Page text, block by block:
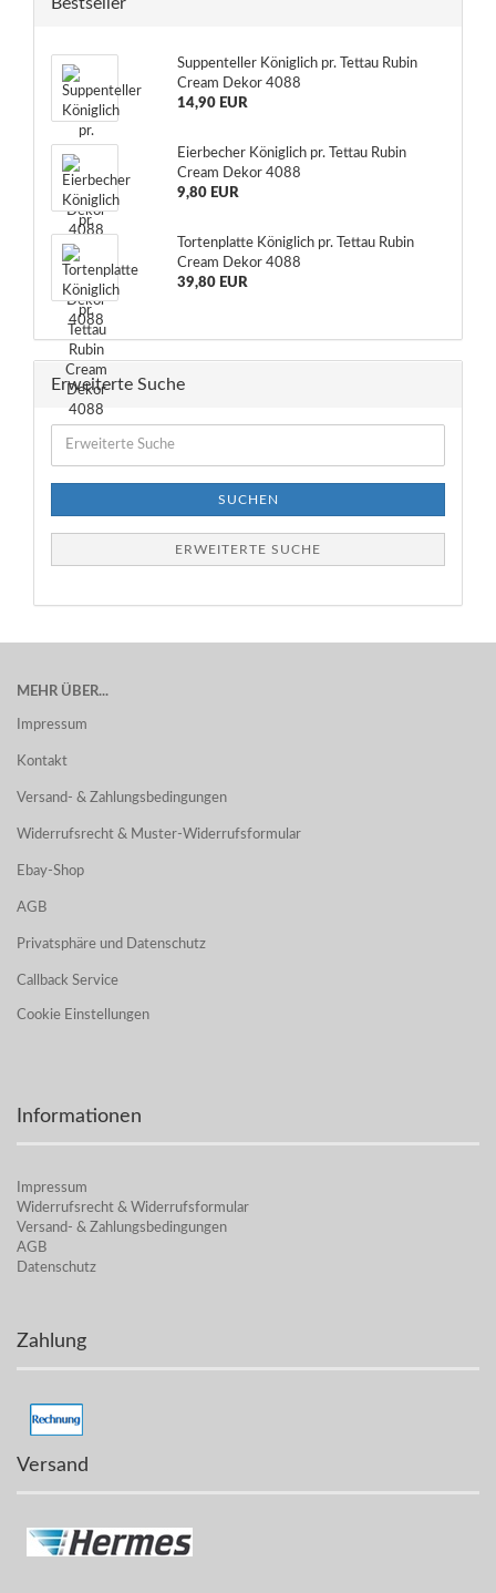
Suppenteller Königlich pr. Tettau Rubin
Cream Dekor 4088
14,90 EUR
Eierbecher Königlich pr. Tettau Rubin
Cream Dekor 4088
9,80 EUR
Tortenplatte Königlich pr. Tettau Rubin
Cream Dekor 4088
39,80 EUR
Erweiterte Suche
Suche
SUCHEN
ERWEITERTE SUCHE
MEHR ÜBER...
Impressum
Kontakt
Versand- & Zahlungsbedingungen
Widerrufsrecht & Muster-Widerrufsformular
Ebay-Shop
AGB
Privatsphäre und Datenschutz
Callback Service
Cookie Einstellungen
Informationen
Impressum
Widerrufsrecht & Widerrufsformular
Versand- & Zahlungsbedingungen
AGB
Datenschutz
Zahlung
Versand